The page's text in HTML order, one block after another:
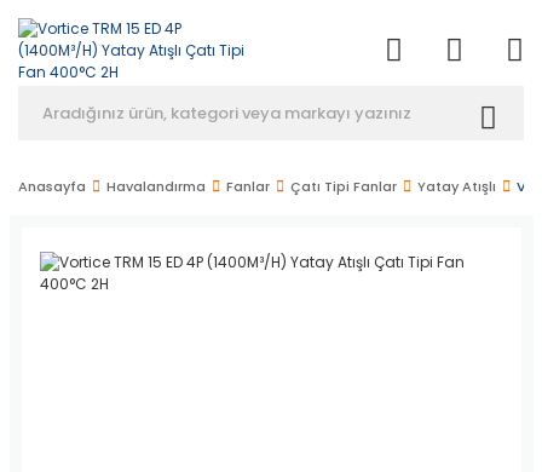
Anasayfa Havalandırma Fanlar Çatı Tipi Fanlar Yatay Atışlı